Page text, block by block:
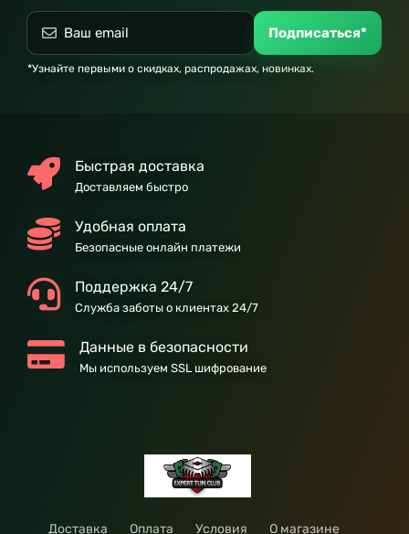
Подписаться*
*Узнайте первыми о скидках, распродажах, новинках.
Быстрая доставка
Доставляем быстро
Удобная оплата
Безопасные онлайн платежи
Поддержка 24/7
Служба заботы о клиентах 24/7
Данные в безопасности
Мы используем SSL шифрование
Доставка Оплата Условия О магазине